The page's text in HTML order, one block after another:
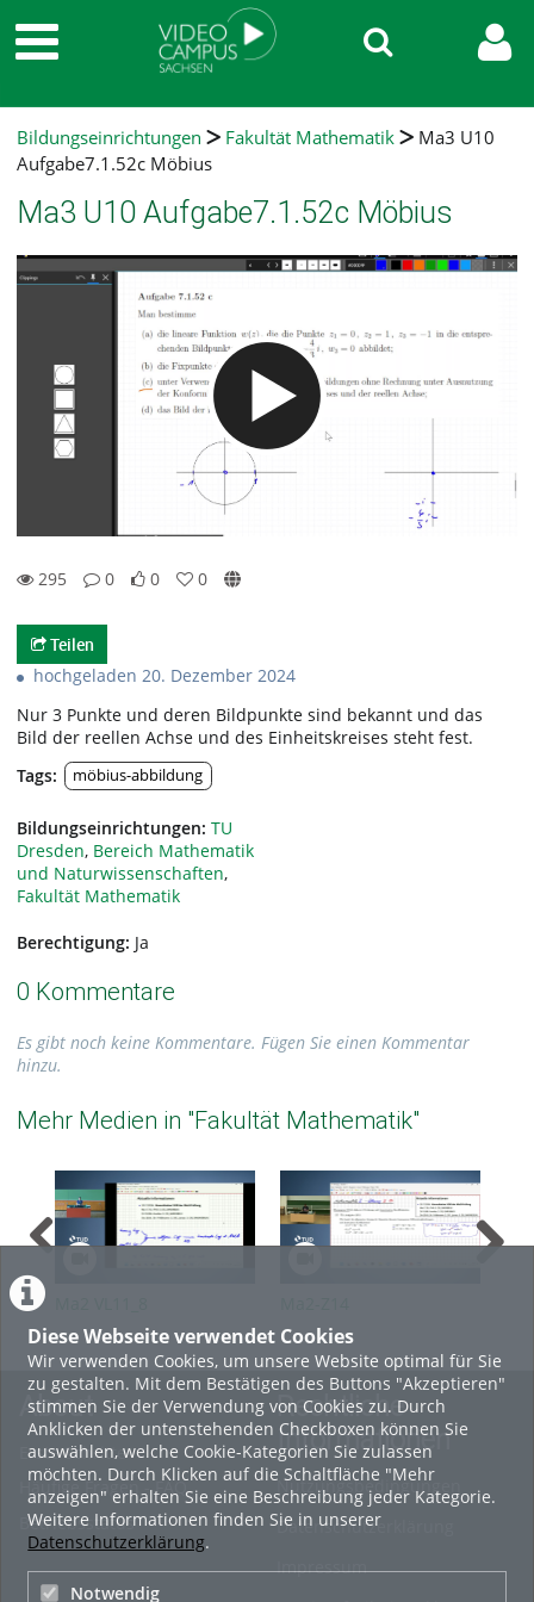
Diese Webseite verwendet Cookies
Wir verwenden Cookies, um unsere Website optimal für Sie
zu gestalten. Mit dem Bestätigen des Buttons "Akzeptieren"
stimmen Sie der Verwendung von Cookies zu. Durch
Anklicken der untenstehenden Checkboxen können Sie
auswählen, welche Cookie-Kategorien Sie zulassen
möchten. Durch Klicken auf die Schaltfläche "Mehr
anzeigen" erhalten Sie eine Beschreibung jeder Kategorie.
Weitere Informationen finden Sie in unserer
Datenschutzerklärung.
Notwendig
Bildungseinrichtungen Fakultät Mathematik
Ma3 U10
Aufgabe7.1.52c Möbius
Ma3 U10 Aufgabe7.1.52c Möbius
295
0
0
0
Teilen
hochgeladen 20. Dezember 2024
Nur 3 Punkte und deren Bildpunkte sind bekannt und das
Bild der reellen Achse und des Einheitskreises steht fest.
Tags:
möbius-abbildung
Bildungseinrichtungen: TU
Dresden, Bereich Mathematik
und Naturwissenschaften,
Fakultät Mathematik
Berechtigung: Ja
0 Kommentare
Es gibt noch keine Kommentare. Fügen Sie einen Kommentar
hinzu.
Mehr Medien in "Fakultät Mathematik"
About
Erste Schritte
Häufige Fragen - FAQ
Betriebsstatus
Rechtliche
Informationen
Nutzungsbedingungen
Datenschutzerklärung
Impressum